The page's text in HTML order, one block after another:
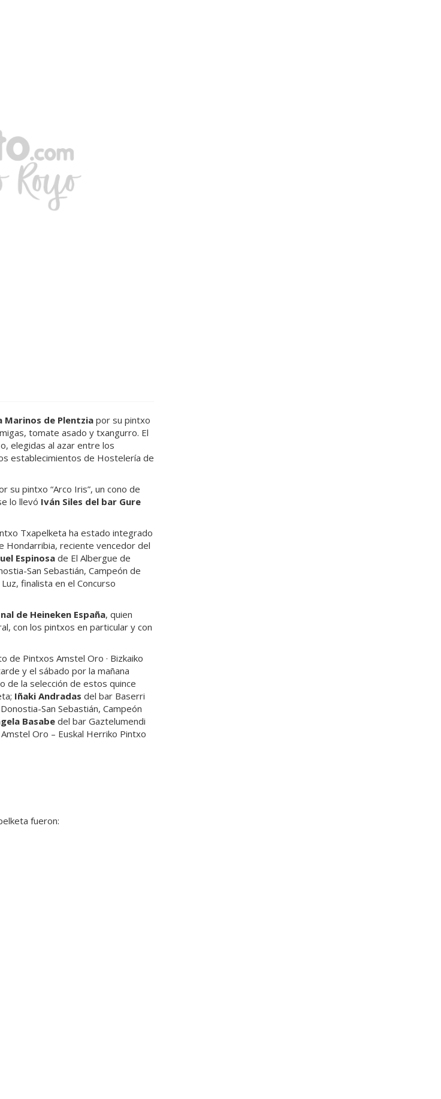
Marinos de Plentzia por su pintxo
tomate asado y txangurro. El
elegidas al azar entre los
establecimientos de Hostelería de
su pintxo “Arco Iris”, un cono de
lo llevó Iván Siles del bar Gure
Txapelketa ha estado integrado
Hondarribia, reciente vencedor del
Espinosa de El Albergue de
San Sebastián, Campeón de
finalista en el Concurso
de Heineken España, quien
con los pintxos en particular y con
de Pintxos Amstel Oro · Bizkaiko
y el sábado por la mañana
de la selección de estos quince
Iñaki Andradas del bar Baserri
San Sebastián, Campeón
Basabe del bar Gaztelumendi
Oro – Euskal Herriko Pintxo
fueron: